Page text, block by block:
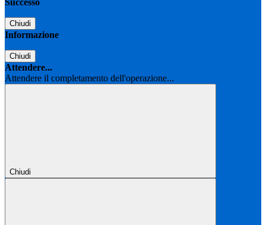
Successo
Chiudi
Informazione
Chiudi
Attendere...
Attendere il completamento dell'operazione...
Chiudi